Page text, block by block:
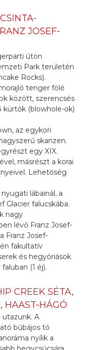
JOSEF-
úton
Park területén
Rocks).
tenger fölé
között, szerencsés
kürtők (blowhole-ok)
az egykori
skanzen.
egy XIX.
másrészt a korai
Lehetőség
lábainál, a
Glacier falucskába.
nagy
lévő Franz Josef-
Franz Josef-
fakultatív
és hegyóriások
(1 éj).
CREEK SÉTA,
HAAST-HÁGÓ
A
bűbájos tó
nyílik a